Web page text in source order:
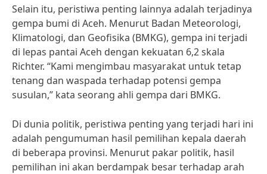
Selain itu, peristiwa penting lainnya adalah terjadinya
gempa bumi di Aceh. Menurut Badan Meteorologi,
Klimatologi, dan Geofisika (BMKG), gempa ini terjadi
di lepas pantai Aceh dengan kekuatan 6,2 skala
Richter. “Kami mengimbau masyarakat untuk tetap
tenang dan waspada terhadap potensi gempa
susulan,” kata seorang ahli gempa dari BMKG.
Di dunia politik, peristiwa penting yang terjadi hari ini
adalah pengumuman hasil pemilihan kepala daerah
di beberapa provinsi. Menurut pakar politik, hasil
pemilihan ini akan berdampak besar terhadap arah